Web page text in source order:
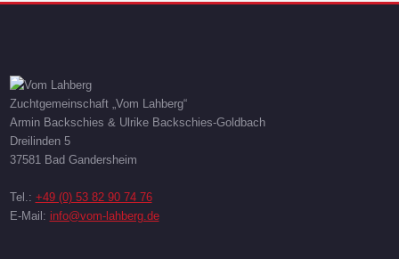
Zuchtgemeinschaft „Vom Lahberg“
Armin Backschies & Ulrike Backschies-Goldbach
Dreilinden 5
37581 Bad Gandersheim
Tel.: +49 (0) 53 82 90 74 76
E-Mail: info@vom-lahberg.de